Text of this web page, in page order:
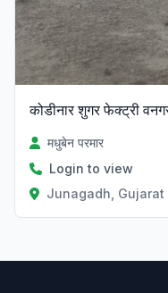
कोडीनार शुगर फेक्ट्री
मधुबेन परमार
Login to view
Junagadh, Gujarat